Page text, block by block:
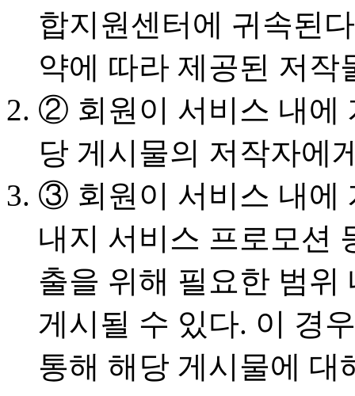
합지원센터에 귀속된
약에 따라 제공된 저작
② 회원이 서비스 내에
당 게시물의 저작자에
③ 회원이 서비스 내에
내지 서비스 프로모션
출을 위해 필요한 범위
게시될 수 있다. 이 경
통해 해당 게시물에 대